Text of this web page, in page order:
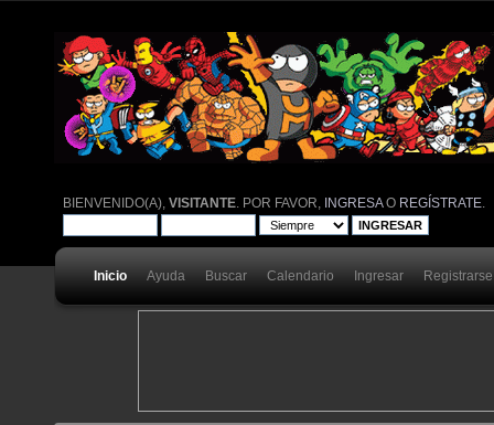
BIENVENIDO(A),VISITANTE . POR FAVOR, INGRESAO REGÍSTRATE
Inicio Ayuda Buscar Calendario Ingresar Registrarse